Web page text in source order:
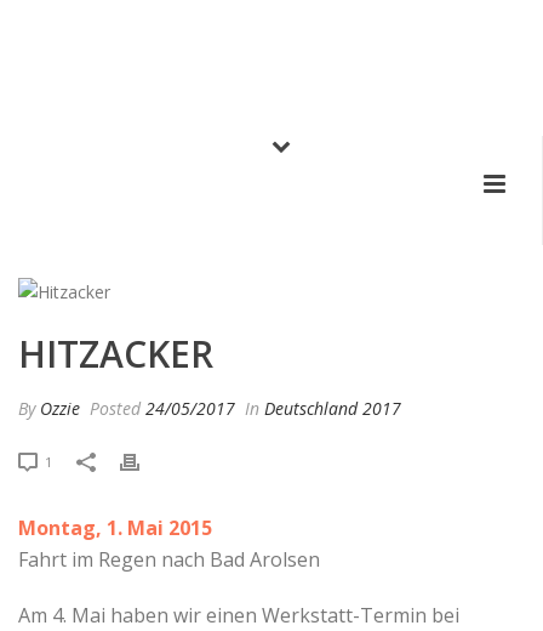
HITZACKER
By Ozzie Posted 24/05/2017 In Deutschland 2017
1
Montag, 1. Mai 2015
Fahrt im Regen nach Bad Arolsen
Am 4. Mai haben wir einen Werkstatt-Termin bei